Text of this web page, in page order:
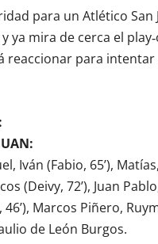
para un Atlético San
ya mira de cerca el
reaccionar para intentar
Iván (Fabio, 65’),
(Deivy, 72’), Juan
46’), Marcos Piñero,
de León Burgos.